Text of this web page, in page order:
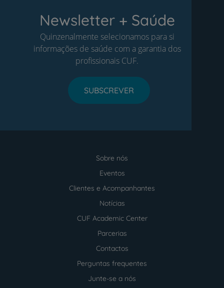
Newsletter + Saúde
Quinzenalmente selecionamos para si
informações de saúde com a garantia dos
profissionais CUF.
SUBSCREVER
Sobre nós
Eventos
Clientes e Acompanhantes
Notícias
CUF Academic Center
Parcerias
Contactos
Perguntas frequentes
Junte-se a nós